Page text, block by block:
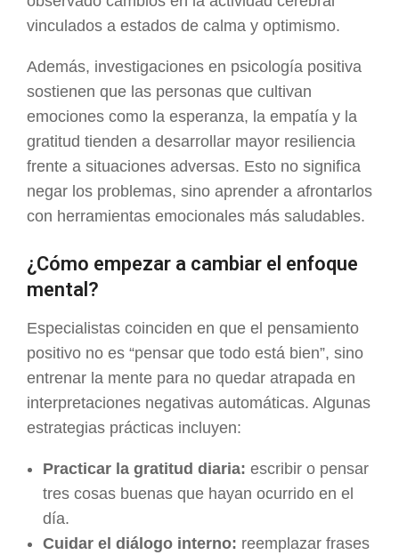
vinculados a estados de calma y optimismo.
Además, investigaciones en psicología positiva
sostienen que las personas que cultivan
emociones como la esperanza, la empatía y la
gratitud tienden a desarrollar mayor resiliencia
frente a situaciones adversas. Esto no significa
negar los problemas, sino aprender a afrontarlos
con herramientas emocionales más saludables.
¿Cómo empezar a cambiar el enfoque
mental?
Especialistas coinciden en que el pensamiento
positivo no es “pensar que todo está bien”, sino
entrenar la mente para no quedar atrapada en
interpretaciones negativas automáticas. Algunas
estrategias prácticas incluyen:
Practicar la gratitud diaria: escribir o pensar
tres cosas buenas que hayan ocurrido en el
día.
Cuidar el diálogo interno: reemplazar frases